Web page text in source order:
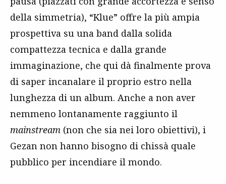
della simmetria), “Klue” offre la più ampia
prospettiva su una band dalla solida
compattezza tecnica e dalla grande
immaginazione, che qui dà finalmente prova
di saper incanalare il proprio estro nella
lunghezza di un album. Anche a non aver
nemmeno lontanamente raggiunto il
mainstream (non che sia nei loro obiettivi), i
Gezan non hanno bisogno di chissà quale
pubblico per incendiare il mondo.